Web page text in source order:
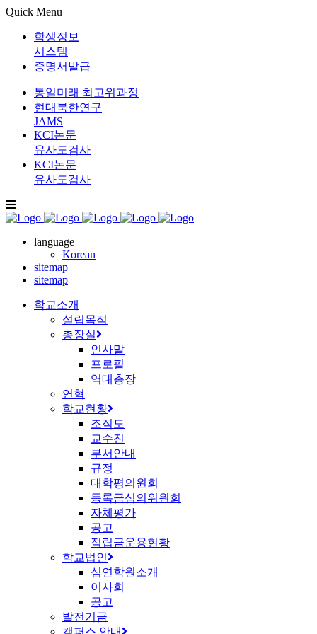
Quick Menu
학생정보
시스템
증명서발급
통일미래 최고위과정
현대북한연구
JAMS
KCI논문
유사도검사
KCI논문
유사도검사
language
Korean
sitemap
sitemap
학교소개
설립목적
총장실
인사말
프로필
역대총장
연혁
학교현황
조직도
교수진
부서안내
규정
대학평의원회
등록금심의위원회
자체평가
공고
적립금운용현황
학교법인
심연학원소개
이사회
공고
발전기금
캠퍼스 안내